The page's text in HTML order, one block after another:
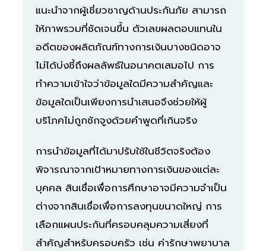
แนะนำจากผู้เชี่ยวชาญด้านประกันภัย สามารถ
ให้ภาพรวมที่ชัดเจนขึ้น ตัวเลขผลตอบแทนใน
อดีตของผลิตภัณฑ์ทางการเงินบางชนิดอาจ
ไม่ได้บ่งชี้ถึงผลลัพธ์ในอนาคตเสมอไป การ
ทำความเข้าใจว่าข้อมูลใดมีความสำคัญและ
ข้อมูลใดเป็นเพียงการนำเสนอจึงช่วยให้ผู้
บริโภคไม่ถูกชักจูงด้วยคำพูดที่เกินจริง
การนำข้อมูลที่ได้มาปรับใช้ในชีวิตจริงต้อง
พิจารณาจากเป้าหมายทางการเงินของแต่ละ
บุคคล สินเชื่อเพื่อการศึกษาอาจมีความจำเป็น
ต่างจากสินเชื่อเพื่อการลงทุนขนาดใหญ่ การ
เลือกแผนประกันที่ครอบคลุมความเสี่ยงที่
สำคัญสำหรับครอบครัว เช่น ค่ารักษาพยาบาล